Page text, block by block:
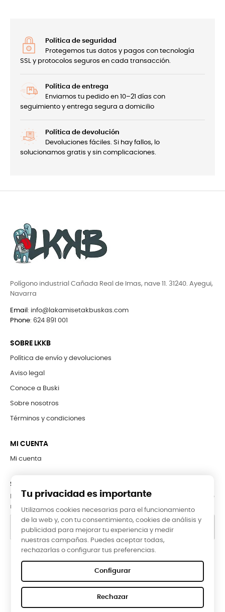
Política de seguridad
Protegemos tus datos y pagos con tecnología
SSL y protocolos seguros en cada transacción.
Política de entrega
Enviamos tu pedido en 10–21 días con
seguimiento y entrega segura a domicilio
Política de devolución
Devoluciones fáciles. Si hay fallos, lo
solucionamos gratis y sin complicaciones.
Polígono industrial Cañada Real de Imas, nave 11. 31240. Ayegui,
Navarra
Email : info@lakamisetakbuskas.com
Phone: 624 891 001
SOBRE LKKB
Política de envío y devoluciones
Aviso legal
Conoce a Buski
Sobre nosotros
Términos y condiciones
MI CUENTA
Mi cuenta
SUBCRÍBETE A LA NEWSLETTER
Puede darse de baja en cualquier momento. Para ello, consulte
nuestra información de contacto en el aviso legal.
Google Reviews
★★★★★
Tu privacidad es importante
Utilizamos cookies necesarias para el funcionamiento
de la web y, con tu consentimiento, cookies de análisis y
publicidad para mejorar tu experiencia y medir
nuestras campañas. Puedes aceptar todas,
rechazarlas o configurar tus preferencias.
Configurar
Rechazar